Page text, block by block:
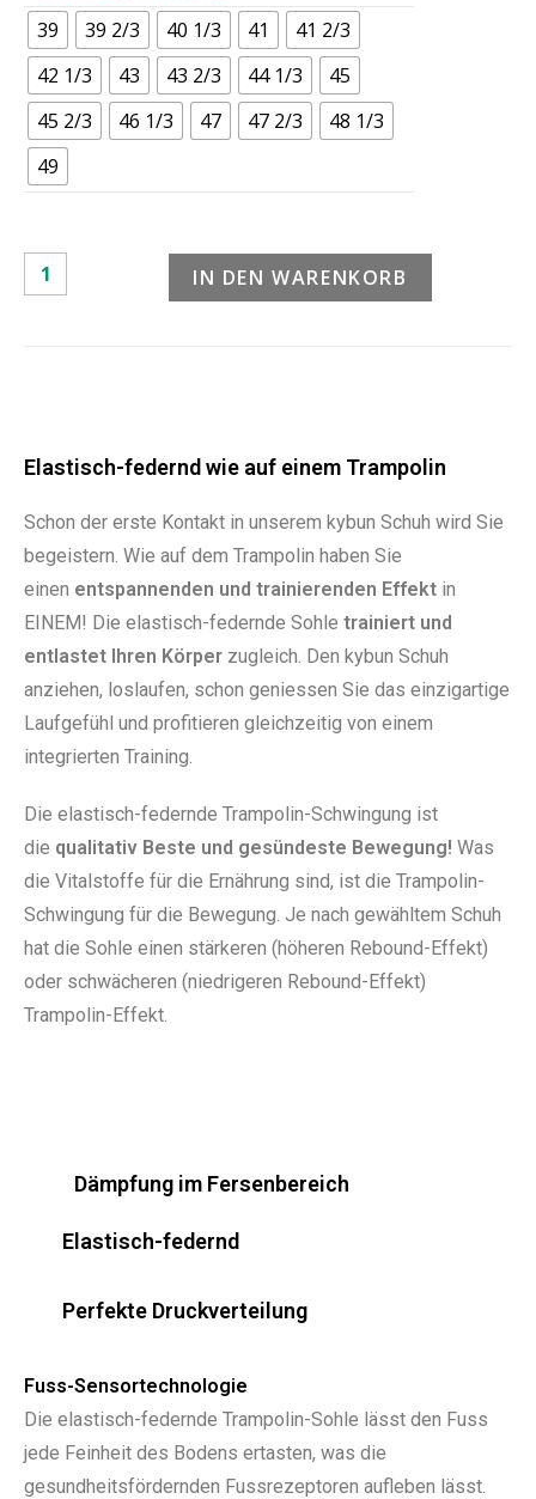
39 39 2/3 40 1/3 41
41 2/3
42 1/3
43 43 2/3 44 1/3
45
45 2/3
46 1/3 47 47 2/3
48 1/3
49
IN DEN WARENKORB
Elastisch-federnd wie auf einem Trampolin
Schon der erste Kontakt in unserem kybun Schuh wird Sie
begeistern. Wie auf dem Trampolin haben Sie
einen entspannenden und trainierenden Effekt in
EINEM! Die elastisch-federnde Sohle trainiert und
entlastet Ihren Körper zugleich. Den kybun Schuh
anziehen, loslaufen, schon geniessen Sie das einzigartige
Laufgefühl und profitieren gleichzeitig von einem
integrierten Training.
Die elastisch-federnde Trampolin-Schwingung ist
die qualitativ Beste und gesündeste Bewegung! Was
die Vitalstoffe für die Ernährung sind, ist die Trampolin-
Schwingung für die Bewegung. Je nach gewähltem Schuh
hat die Sohle einen stärkeren (höheren Rebound-Effekt)
oder schwächeren (niedrigeren Rebound-Effekt)
Trampolin-Effekt.
Dämpfung im Fersenbereich
Elastisch-federnd
Perfekte Druckverteilung
Fuss-Sensortechnologie
Die elastisch-federnde Trampolin-Sohle lässt den Fuss
jede Feinheit des Bodens ertasten, was die
gesundheitsfördernden Fussrezeptoren aufleben lässt.